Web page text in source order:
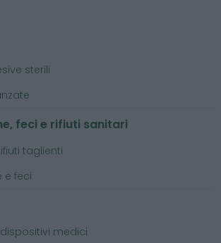
sterili
feci e rifiuti sanitari
taglienti
e feci
medici